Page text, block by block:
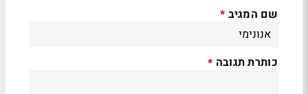
שם המגיב *
כותרת תגובה *